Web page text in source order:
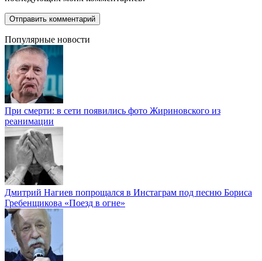
Популярные новости
При смерти: в сети появились фото Жириновского из
реанимации
Дмитрий Нагиев попрощался в Инстаграм под песню Бориса
Гребенщикова «Поезд в огне»